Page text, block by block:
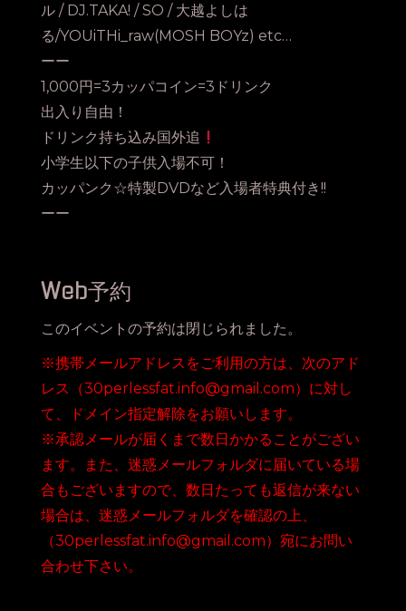
ル / DJ.TAKA! / SO / 大越よしは
る/YOUiTHi_raw(MOSH BOYz) etc…
ーー
1,000円=3カッパコイン=3ドリンク
出入り自由！
ドリンク持ち込み国外追
小学生以下の子供入場不可！
カッパンク☆特製DVDなど入場者特典付き!!
ーー
Web予約
このイベントの予約は閉じられました。
※携帯メールアドレスをご利用の方は、次のアド
レス（30perlessfat.info@gmail.com）に対し
て、ドメイン指定解除をお願いします。
※承認メールが届くまで数日かかることがござい
ます。また、迷惑メールフォルダに届いている場
合もございますので、数日たっても返信が来ない
場合は、迷惑メールフォルダを確認の上、
（30perlessfat.info@gmail.com）宛にお問い
合わせ下さい。